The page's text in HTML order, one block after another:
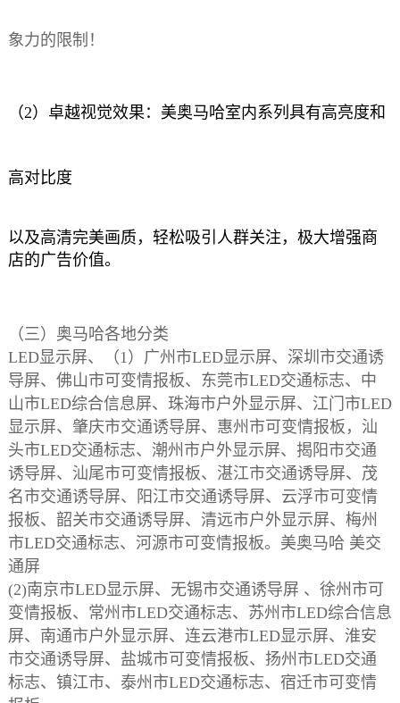
象力的限制！
（2）卓越视觉效果：美奥马哈室内系列具有高亮度和
高对比度
以及高清完美画质，轻松吸引人群关注，极大增强商
店的广告价值。
（三）奥马哈各地分类
LED显示屏、（1）广州市LED显示屏、深圳市交通诱
导屏、佛山市可变情报板、东莞市LED交通标志、中
山市LED综合信息屏、珠海市户外显示屏、江门市LED
显示屏、肇庆市交通诱导屏、惠州市可变情报板，汕
头市LED交通标志、潮州市户外显示屏、揭阳市交通
诱导屏、汕尾市可变情报板、湛江市交通诱导屏、茂
名市交通诱导屏、阳江市交通诱导屏、云浮市可变情
报板、韶关市交通诱导屏、清远市户外显示屏、梅州
市LED交通标志、河源市可变情报板。美奥马哈 美交
通屏
(2)南京市LED显示屏、无锡市交通诱导屏 、徐州市可
变情报板、常州市LED交通标志、苏州市LED综合信息
屏、南通市户外显示屏、连云港市LED显示屏、淮安
市交通诱导屏、盐城市可变情报板、扬州市LED交通
标志、镇江市、泰州市LED交通标志、宿迁市可变情